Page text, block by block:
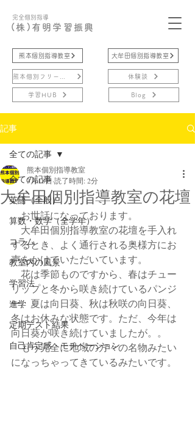
完全個別指導
(株)有明学習振興
熊本個別指導教室
学習HUB
大牟田個別指導教室
体験談
Blog
記事
全ての記事
英語（全般）
算数・数学（全学年）
コラム
教室内の風景
学習法
進学
定期テスト結果
自己肯定感・モチベーション
全ての記事
大牟田個別指導教室の花壇
熊本個別指導教室
3月18日 読了時間: 2分
お世話になっております。
大牟田個別指導教室の花壇を手入れ
するとき、よく通行される奥様方にお
声をかけていただいています。
花は季節ものですから、春はチュー
リップと冬から咲き続けているパンジ
ー、夏は向日葵、秋は秋咲の向日葵、
冬はお休みな状態です。ただ、今年は
向日葵が咲き続けていましたが。。
もう完全に地域の方々の名物みたい
になっちゃってきているみたいです。